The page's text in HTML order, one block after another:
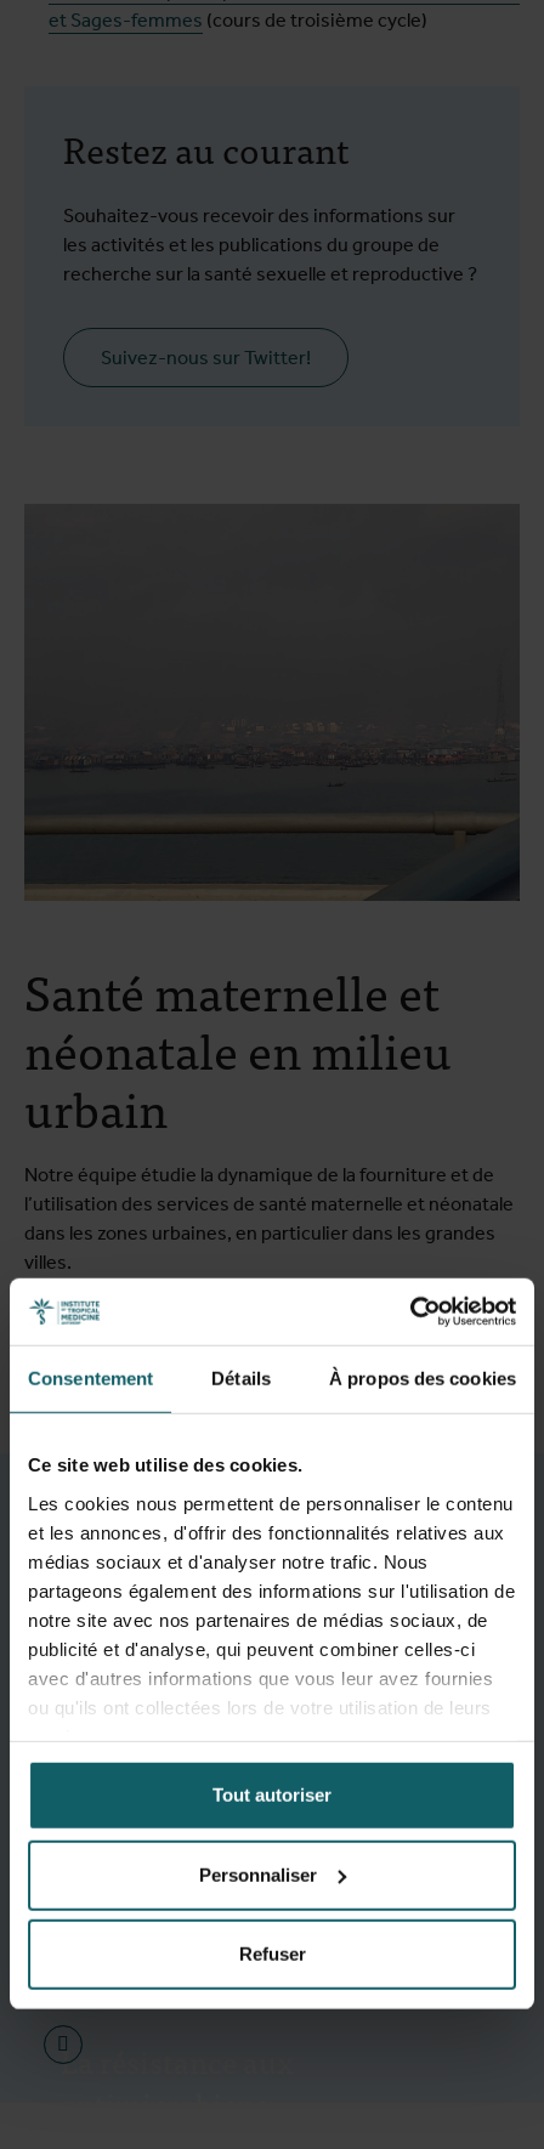
Consentement Détails À propos des cookies
Ce site web utilise des cookies.
Les cookies nous permettent de personnaliser le contenu
et les annonces, d'offrir des fonctionnalités relatives aux
médias sociaux et d'analyser notre trafic. Nous
partageons également des informations sur l'utilisation de
notre site avec nos partenaires de médias sociaux, de
publicité et d'analyse, qui peuvent combiner celles-ci
avec d'autres informations que vous leur avez fournies
ou qu'ils ont collectées lors de votre utilisation de leurs
Tout autoriser
Personnaliser
Refuser
et Sages-femmes (cours de troisième cycle)
Restez au courant
Souhaitez-vous recevoir des informations sur
les activités et les publications du groupe de
recherche sur la santé sexuelle et reproductive ?
Suivez-nous sur Twitter!
Santé maternelle et
néonatale en milieu
urbain
Notre équipe étudie la dynamique de la fourniture et de
l’utilisation des services de santé maternelle et néonatale
dans les zones urbaines, en particulier dans les grandes
villes.
Découvrez ce projet
Thèmes de recherche
La résistance aux